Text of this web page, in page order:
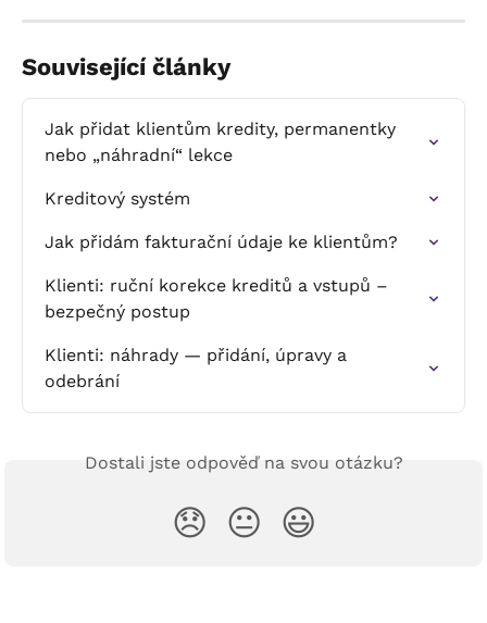
Související články
Jak přidat klientům kredity, permanentky
nebo „náhradní“ lekce
Kreditový systém
Jak přidám fakturační údaje ke klientům?
Klienti: ruční korekce kreditů a vstupů –
bezpečný postup
Klienti: náhrady — přidání, úpravy a
odebrání
Dostali jste odpověď na svou otázku?
😞 😐 😃